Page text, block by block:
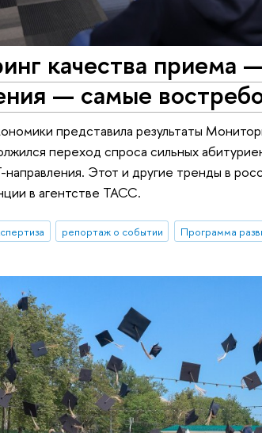
качества приема
— самые
представила результаты
переход спроса сильных
Этот и другие тренды в
в агентстве ТАСС.
репортаж о событии Программа